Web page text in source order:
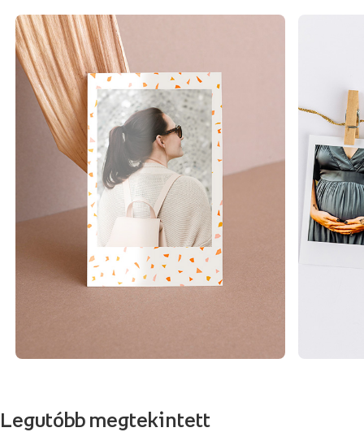
Legutóbb megtekintett